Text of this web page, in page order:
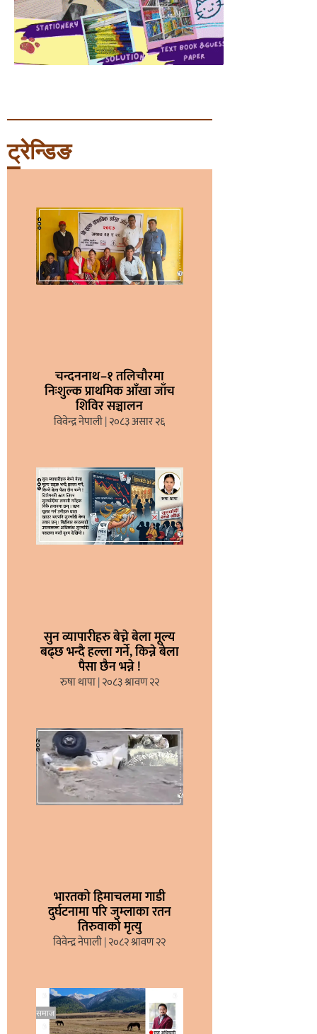
ट्रेन्डिङ
चन्दननाथ–१ तलिचौरमा
निःशुल्क प्राथमिक आँखा जाँच
शिविर सञ्चालन
विवेन्द्र नेपाली २०८३ असार २६
सुन व्यापारीहरु बेच्ने बेला मूल्य
बढ्छ भन्दै हल्ला गर्ने, किन्ने बेला
पैसा छैन भन्ने !
रुषा थापा २०८३ श्रावण २२
भारतको हिमाचलमा गाडी
दुर्घटनामा परि जुम्लाका रतन
तिरुवाको मृत्यु
विवेन्द्र नेपाली २०८२ श्रावण २२